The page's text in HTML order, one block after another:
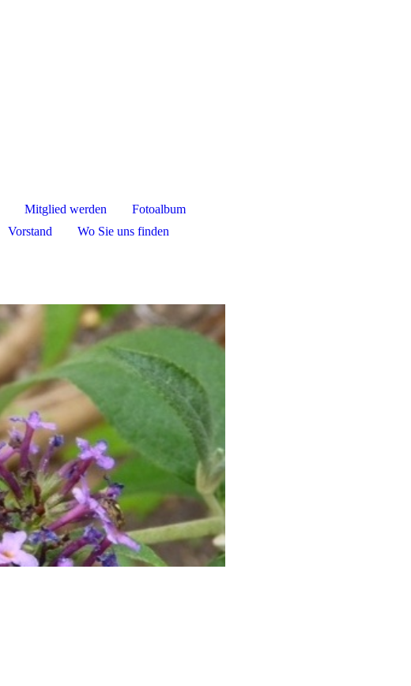
Mitglied werden
Fotoalbum
Vorstand
Wo Sie uns finden